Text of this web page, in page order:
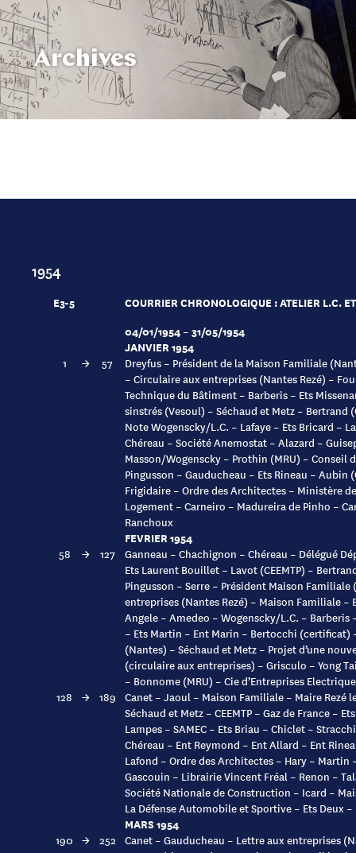
Archives
1954
E3-5
COURRIER CHRONOLOGIQUE : ATELIER L.C.
04/01/1954 – 31/05/1954
JANVIER 1954
1 → 57
Dreyfus – Président de la Maison Familiale
– Circulaire aux entreprises (Nantes Rezé) –
Technique du Bâtiment – Barberis – Ets
sinstrés (Vesoul) – Séchaud et Metz – Bertrand
Note Wogenscky/L.C. – Lafaye – Ets Bricard –
Chéreau – Société Anemostat – Alazard –
Masson/Wogenscky – Prothin (MRU) – Conseil
Pingusson – Gauducheau – Ets Rineau – Aubin
Frigidaire – Ordre des Architectes – Ministère
Logement – Carneiro – Madureira de Pinho –
Ranchoux
FEVRIER 1954
58 → 127
Ganneau – Chachignon – Chéreau – Délégué
Ets Laurent Bouillet – Lavot (CEEMTP) –
Pingusson – Serre – Président Maison
entreprises (Nantes Rezé) – Maison Familiale –
Angele – Amedeo – Wogenscky/L.C. – Barberis
– Ets Martin – Ent Marin – Bertocchi (certificat)
(Nantes) – Séchaud et Metz – Projet d’une
(circulaire aux entreprises) – Grisculo – Yong
– Bonnome (MRU) – Cie d’Entreprises
128
→ 189 Canet – Jaoul – Maison Familiale – Maire Rezé
Séchaud et Metz – CEEMTP – Gaz de France –
Lampes – SAMEC – Ets Briau – Chiclet –
Chéreau – Ent Reymond – Ent Allard – Ent
Lafond – Ordre des Architectes – Hary – Martin
Gascouin – Librairie Vincent Fréal – Renon –
Société Nationale de Construction – Icard –
La Défense Automobile et Sportive – Ets Deux –
MARS 1954
190 → 252 Canet – Gauducheau – Lettre aux entreprises